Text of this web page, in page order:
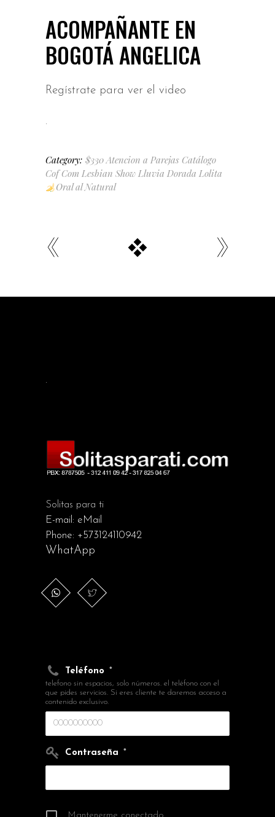
ACOMPAÑANTE EN
BOGOTÁ ANGELICA
Regístrate para ver el video
.
Category: $330 Atencion a Parejas Catálogo
Cof Com Lesbian Show Lluvia Dorada Lolita
Oral al Natural
.
Solitas para ti
E-mail: eMail
Phone: +573124110942
WhatApp
Teléfono *
telefono sin espacios, solo números. el teléfono con el
que pides servicios. Si eres cliente te daremos acceso a
contenido exclusivo.
Contraseña *